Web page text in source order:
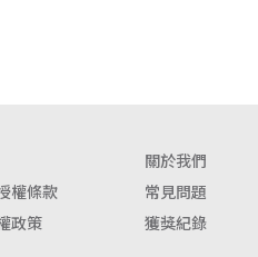
關於我們
權條款 常見問題
政策 獲獎紀錄